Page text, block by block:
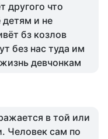
другого что
и не
бз козлов
без нас туда им
девчонкам
в той или
Человек сам по